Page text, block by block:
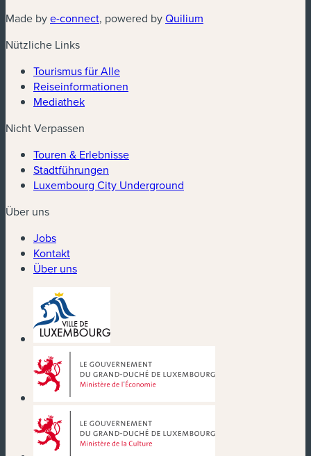
Made bye-connect(neues Fenster)
, powered byQuilium
Nützliche Links
Tourismus für Alle
Reiseinformationen
Mediathek
Nicht Verpassen
Touren & Erlebnisse
Stadtführungen
Luxembourg City Underground
Über uns
Jobs
Kontakt
Über uns